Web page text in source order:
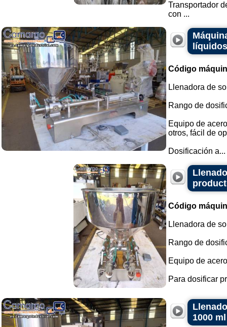
Transportador
con ...
Código
Llenadora de
Rango de
Equipo de
otros, fácil de
Dosificación a...
Código
Llenadora de
Rango de
Equipo de
Para dosificar
1000 ml